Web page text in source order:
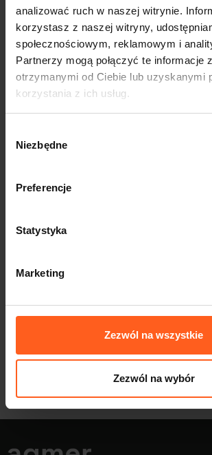
analizować ruch w naszej witrynie.
korzystasz z naszej witryny,
społecznościowym, reklamowym i
Partnerzy mogą połączyć te informacje
otrzymanymi od Ciebie lub uzyskanymi
korzystania z ich usług.
zgody
Niezbędne
Preferencje
Statystyka
Marketing
Zezwól na wszystkie
Zezwól na wybór
Po-Pt: 10-18 So: 10-14
praca@agmertaxi.pl
Odpowiemy w ciągu 2h
Zacznij zarabiać teraz:
Zero kosztów na start:
Dostosuj pracę do siebie:Wybierz
każdej porze dnia i nocy